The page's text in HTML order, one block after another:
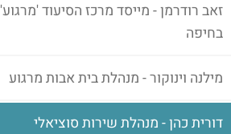
זאב רודרמן - מייסד מרכז הסיעוד 'מרגוע'
בחיפה
מילנה וינוקור - מנהלת בית אבות מרגוע
דורית כהן - מנהלת שירות סוציאלי